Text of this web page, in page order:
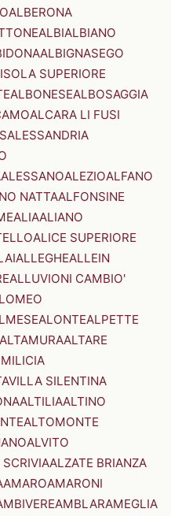
ALBERONA
ALBIALBIANO
ALBIGNASEGO
SUPERIORE
ALBONESEALBOSAGGIA
ALCARA LI FUSI
ALESSANDRIA
ALESSANOALEZIOALFANO
NATTAALFONSINE
ALIAALIANO
ALICE SUPERIORE
ALLEGHEALLEIN
ALLUVIONI CAMBIO'
ALONTEALPETTE
ALTAMURAALTARE
SILENTINA
ALTILIAALTINO
ALTOMONTE
ALVITO
ALZATE BRIANZA
AMAROAMARONI
AMBLARAMEGLIA